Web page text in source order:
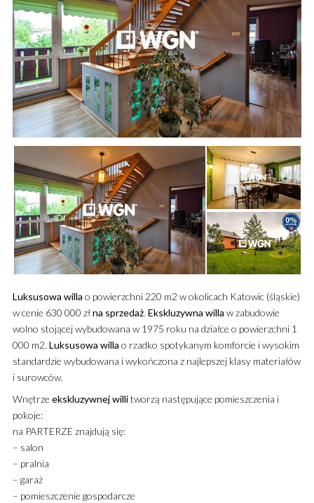
Luksusowa willa o powierzchni 220 m2 w okolicach Katowic (śląskie)
w cenie 630 000 złna sprzedaż. Ekskluzywna willa w zabudowie
wolno stojącej wybudowana w 1975 roku na działce o powierzchni 1
000 m2. Luksusowa willa o rzadko spotykanym komforcie i wysokim
standardzie wybudowana i wykończona z najlepszej klasy materiałów
i surowców.
Wnętrze ekskluzywnejwillitworzą następujące pomieszczenia i
pokoje:
na PARTERZE znajdują się:
– salon
– pralnia
– garaż
– pomieszczenie gospodarcze